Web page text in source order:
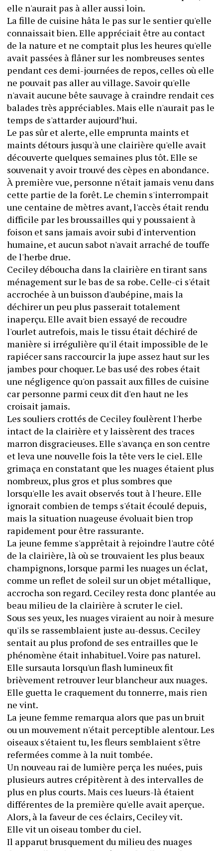
elle n'aurait pas à aller aussi loin.
La fille de cuisine hâta le pas sur le sentier qu'elle
connaissait bien. Elle appréciait être au contact
de la nature et ne comptait plus les heures qu'elle
avait passées à flâner sur les nombreuses sentes
pendant ces demi-journées de repos, celles où elle
ne pouvait pas aller au village. Savoir qu'elle
n'avait aucune bête sauvage à craindre rendait ces
balades très appréciables. Mais elle n'aurait pas le
temps de s'attarder aujourd’hui.
Le pas sûr et alerte, elle emprunta maints et
maints détours jusqu'à une clairière qu'elle avait
découverte quelques semaines plus tôt. Elle se
souvenait y avoir trouvé des cèpes en abondance.
À première vue, personne n'était jamais venu dans
cette partie de la forêt. Le chemin s'interrompait
une centaine de mètres avant, l'accès était rendu
difficile par les broussailles qui y poussaient à
foison et sans jamais avoir subi d'intervention
humaine, et aucun sabot n'avait arraché de touffe
de l'herbe drue.
Ceciley déboucha dans la clairière en tirant sans
ménagement sur le bas de sa robe. Celle-ci s'était
accrochée à un buisson d'aubépine, mais la
déchirer un peu plus passerait totalement
inaperçu. Elle avait bien essayé de recoudre
l'ourlet autrefois, mais le tissu était déchiré de
manière si irrégulière qu'il était impossible de le
rapiécer sans raccourcir la jupe assez haut sur les
jambes pour choquer. Le bas usé des robes était
une négligence qu'on passait aux filles de cuisine
car personne parmi ceux dit d'en haut ne les
croisait jamais.
Les souliers crottés de Ceciley foulèrent l'herbe
intact de la clairière et y laissèrent des traces
marron disgracieuses. Elle s'avança en son centre
et leva une nouvelle fois la tête vers le ciel. Elle
grimaça en constatant que les nuages étaient plus
nombreux, plus gros et plus sombres que
lorsqu'elle les avait observés tout à l'heure. Elle
ignorait combien de temps s'était écoulé depuis,
mais la situation nuageuse évoluait bien trop
rapidement pour être rassurante.
La jeune femme s'apprêtait à rejoindre l'autre côté
de la clairière, là où se trouvaient les plus beaux
champignons, lorsque parmi les nuages un éclat,
comme un reflet de soleil sur un objet métallique,
accrocha son regard. Ceciley resta donc plantée au
beau milieu de la clairière à scruter le ciel.
Sous ses yeux, les nuages viraient au noir à mesure
qu'ils se rassemblaient juste au-dessus. Ceciley
sentait au plus profond de ses entrailles que le
phénomène était inhabituel. Voire pas naturel.
Elle sursauta lorsqu'un flash lumineux fit
brièvement retrouver leur blancheur aux nuages.
Elle guetta le craquement du tonnerre, mais rien
ne vint.
La jeune femme remarqua alors que pas un bruit
ou un mouvement n'était perceptible alentour. Les
oiseaux s'étaient tu, les fleurs semblaient s'être
refermées comme à la nuit tombée.
Un nouveau rai de lumière perça les nuées, puis
plusieurs autres crépitèrent à des intervalles de
plus en plus courts. Mais ces lueurs-là étaient
différentes de la première qu'elle avait aperçue.
Alors, à la faveur de ces éclairs, Ceciley vit.
Elle vit un oiseau tomber du ciel.
Il apparut brusquement du milieu des nuages